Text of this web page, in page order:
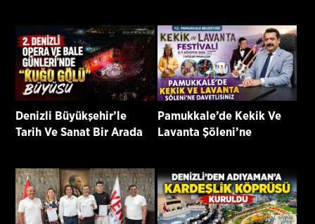
Denizli Büyükşehir’le
Tarih Ve Sanat Bir Arada
Pamukkale’de Kekik Ve
Lavanta Şöleni’ne